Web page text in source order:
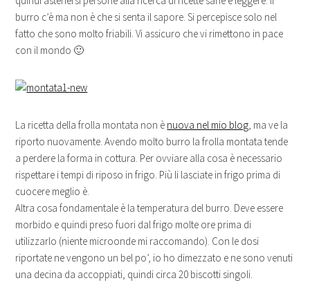
burro c’è ma non è che si senta il sapore. Si percepisce solo nel
fatto che sono molto friabili. Vi assicuro che vi rimettono in pace
con il mondo 🙂
La ricetta della frolla montata non è nuova nel mio blog, ma ve la
riporto nuovamente. Avendo molto burro la frolla montata tende
a perdere la forma in cottura. Per ovviare alla cosa è necessario
rispettare i tempi di riposo in frigo. Più li lasciate in frigo prima di
cuocere meglio è.
Altra cosa fondamentale è la temperatura del burro. Deve essere
morbido e quindi preso fuori dal frigo molte ore prima di
utilizzarlo (niente microonde mi raccomando). Con le dosi
riportate ne vengono un bel po’, io ho dimezzato e ne sono venuti
una decina da accoppiati, quindi circa 20 biscotti singoli.